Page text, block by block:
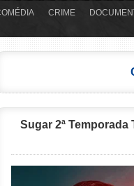
CRIME
Sugar 2ª Temporada